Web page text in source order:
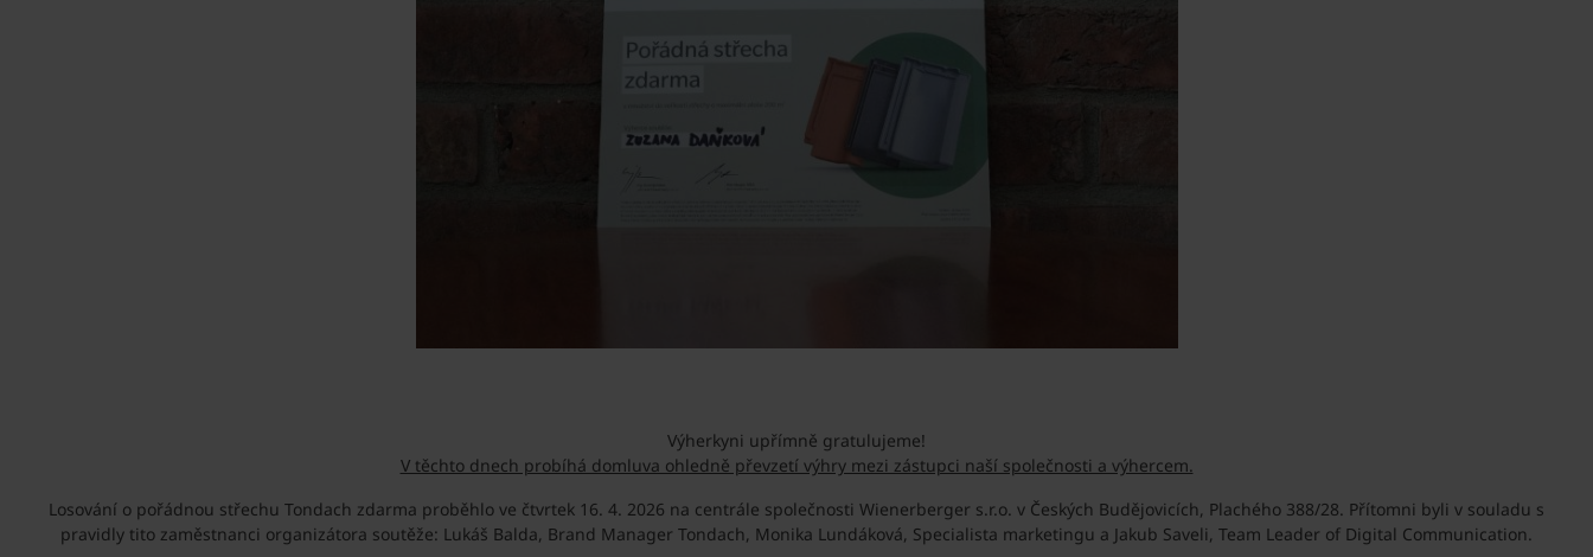
Výherkyni upřímně gratulujeme!
V těchto dnech probíhá domluva ohledně převzetí výhry mezi zástupci naší společnosti a výhercem.
Losování o pořádnou střechu Tondach zdarma proběhlo ve čtvrtek 16. 4. 2026 na centrále společnosti Wienerberger s.r.o. v Českých Budějovicích, Plachého 388/28. Přítomni byli v souladu s
pravidly tito zaměstnanci organizátora soutěže: Lukáš Balda, Brand Manager Tondach, Monika Lundáková, Specialista marketingu a Jakub Saveli, Team Leader of Digital Communication.